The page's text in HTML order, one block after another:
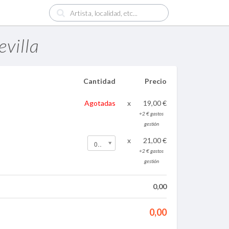
Precio
Cantidad
Agotadas x 19,00 €
+2 € gastos
gestión
0 x 21,00 €
+2 € gastos
gestión
0,00
0,00